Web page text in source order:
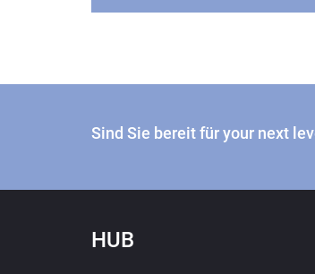
Sind Sie bereit für your next
HUB